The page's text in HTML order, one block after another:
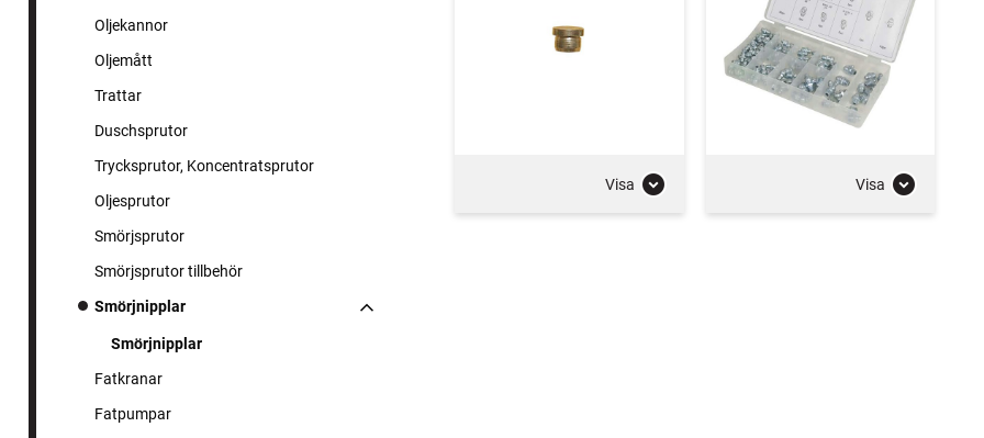
Oljekannor
Oljemått
Trattar
Duschsprutor
Trycksprutor, Koncentratsprutor
Oljesprutor
Smörjsprutor
Smörjsprutor tillbehör
Smörjnipplar
Smörjnipplar
Fatkranar
Fatpumpar
Visa Visa